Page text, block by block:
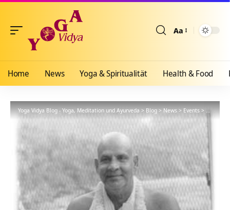
Aa
Home News Yoga & Spiritualität Health & Food
Yoga Vidya Blog - Yoga, Meditation und Ayurveda > Blog > News > Events >